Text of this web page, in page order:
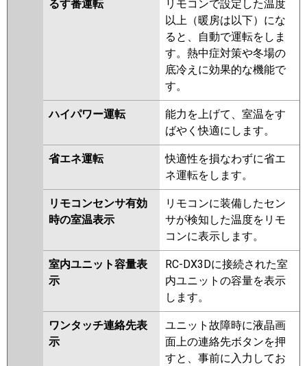
るす番運転
リモコンで設定した温度
以上（暖房は以下）にな
ると、自動で運転をしま
す。熱中症対策や冬場の
底冷えに効果的な機能で
す。
ハイパワー運転
能力を上げて、室温をす
ばやく快適にします。
省エネ運転
快適性を損なわずに省エ
ネ運転をします。
リモコンセンサ有効
時の室温表示
リモコンに装備したセン
サが検知した温度をリモ
コンに表示します。
室内ユニット容量表
示
RC-DX3Dに接続された室
内ユニットの容量を表示
します。
ワンタッチ連絡先表
示
ユニット故障時に液晶画
面上の連絡先ボタンを押
すと、事前に入力してお